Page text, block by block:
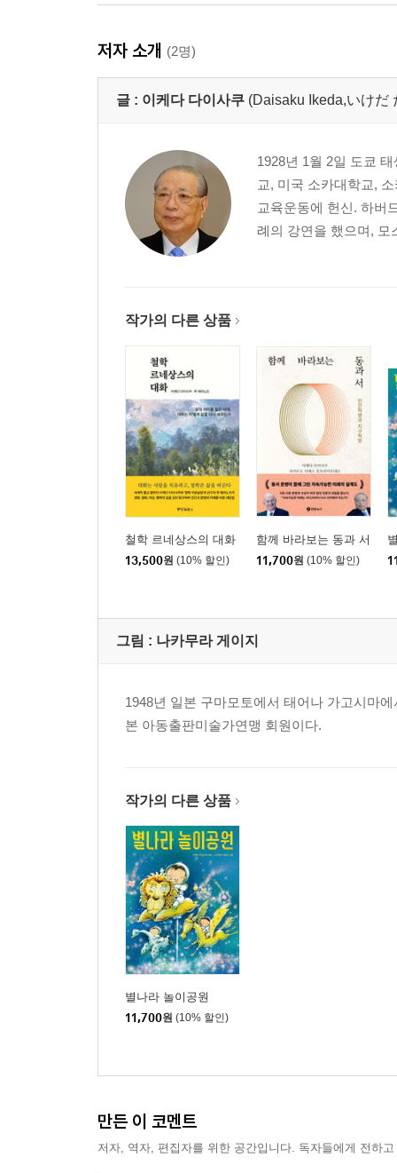
저자 소개 (2명)
글 : 이케다 다이사쿠 (Daisaku Ikeda,いけだ
1928년 1월 2일 도쿄
교, 미국 소카대학교,
교육운동에 헌신. 하버
례의 강연을 했으며, 모
작가의 다른 상품
철학 르네상스의 대화
13,500원 (10% 할인)
함께 바라보는 동과 서
11,700원 (10% 할인)
그림 : 나카무라 게이지
1948년 일본 구마모토에서 태어나 가고시마
본 아동출판미술가연맹 회원이다.
작가의 다른 상품
별나라 놀이공원
11,700원 (10% 할인)
만든 이 코멘트
저자, 역자, 편집자를 위한 공간입니다. 독자들에게 전하